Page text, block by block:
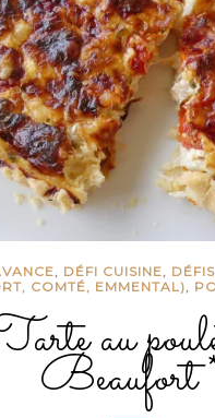
, DÉFI CUISINE, DÉFIS
COMTÉ, EMMENTAL),
au
Beaufort